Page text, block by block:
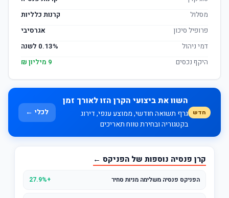
מסלול
קרנות כלליות
פרופיל סיכון
אגרסיבי
דמי ניהול
0.13% לשנה
היקף נכסים
9 מיליון ₪
חדש
השוו את ביצועי הקרן הזו לאורך זמן
גרף תשואה חודשי, ממוצע ענפי, דירוג
בקטגוריה ובחירת טווח תאריכים
לכלי ←
קרן פנסיה נוספות של הפניקס ←
הפניקס פנסיה משלימה מניות סחיר +27.9%